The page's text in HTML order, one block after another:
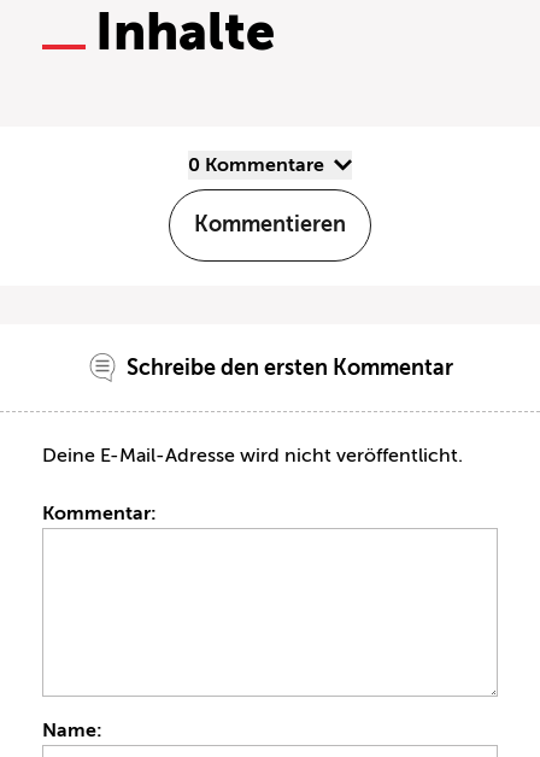
Inhalte
0 Kommentare
Kommentieren
Schreibe den ersten Kommentar
Deine E-Mail-Adresse wird nicht veröffentlicht.
Kommentar:
Name: